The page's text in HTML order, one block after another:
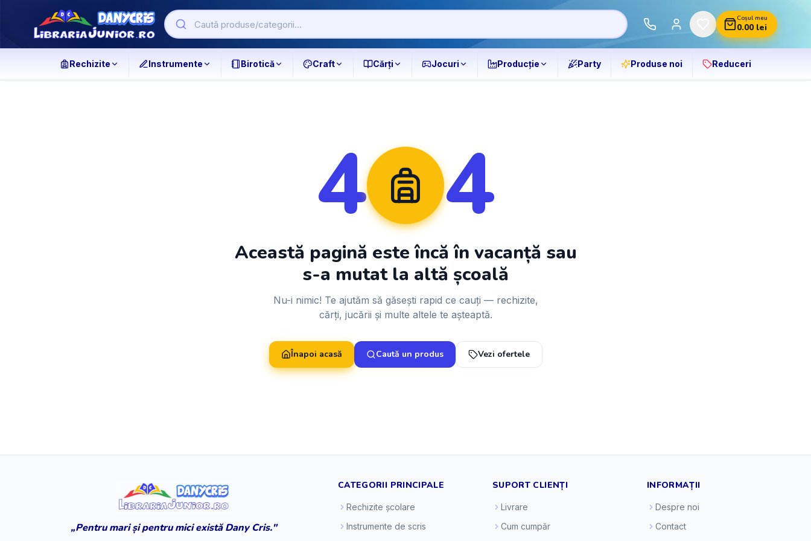
Coșul meu
0.00lei
Rechizite Instrumente Birotică Craft Cărți Jocuri Producție Party Produse noi Reduceri
4 4
Această pagină este încă în vacanță sau
s-a mutat la altă școală
Nu-i nimic! Te ajutăm să găsești rapid ce cauți — rechizite,
cărți, jucării și multe altele te așteaptă.
Înapoi acasă Caută un produs Vezi ofertele
„Pentru mari și pentru mici există Dany Cris."
CATEGORII PRINCIPALE
Rechizite școlare
Instrumente de scris
SUPORT CLIENȚI
Livrare
Cum cumpăr
INFORMAȚII
Despre noi
Contact